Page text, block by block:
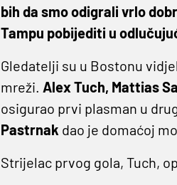
bih da smo odigrali vrlo
Tampu pobijediti u
Gledatelji su u Bostonu
mreži. Alex Tuch, Mattias
osigurao prvi plasman u
Pastrnak dao je domaćoj
Strijelac prvog gola, Tuch,